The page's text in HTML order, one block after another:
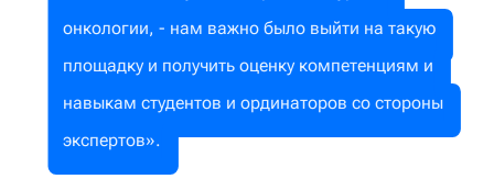
онкологии, - нам важно было выйти на такую
площадку и получить оценку компетенциям и
навыкам студентов и ординаторов со стороны
экспертов».